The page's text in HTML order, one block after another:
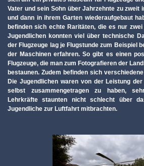
Vater und sein Sohn über Jahrzehnte zu zweit
und dann in ihrem Garten wiederaufgebaut
befinden sich echte Raritäten, die es nur
Jugendlichen konnten viel über technische
der Flugzeuge lag je Flugstunde zum Beispiel
der Maschinen erfahren. So gibt es einen
Flugzeuge, die man zum Fotografieren der
bestaunen. Zudem befinden sich
Die Jugendlichen waren von der Leistung
selbst zusammengetragen zu haben,
Lehrkräfte staunten nicht schlecht über
Jugendliche zur Luftfahrt mitbrachten.